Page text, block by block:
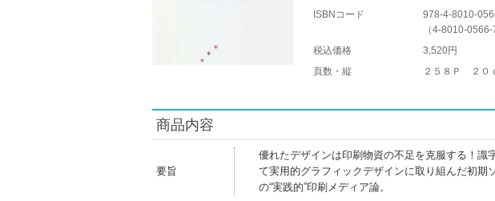
ISBNコード
978-4-8010-
（4-8010-0566-
税込価格
3,520円
頁数・縦
２５８Ｐ ２０
商品内容
要旨
優れたデザインは印刷物資の不足を克服する！識
て実用的グラフィックデザインに取り組んだ初期
の“実践的”印刷メディア論。